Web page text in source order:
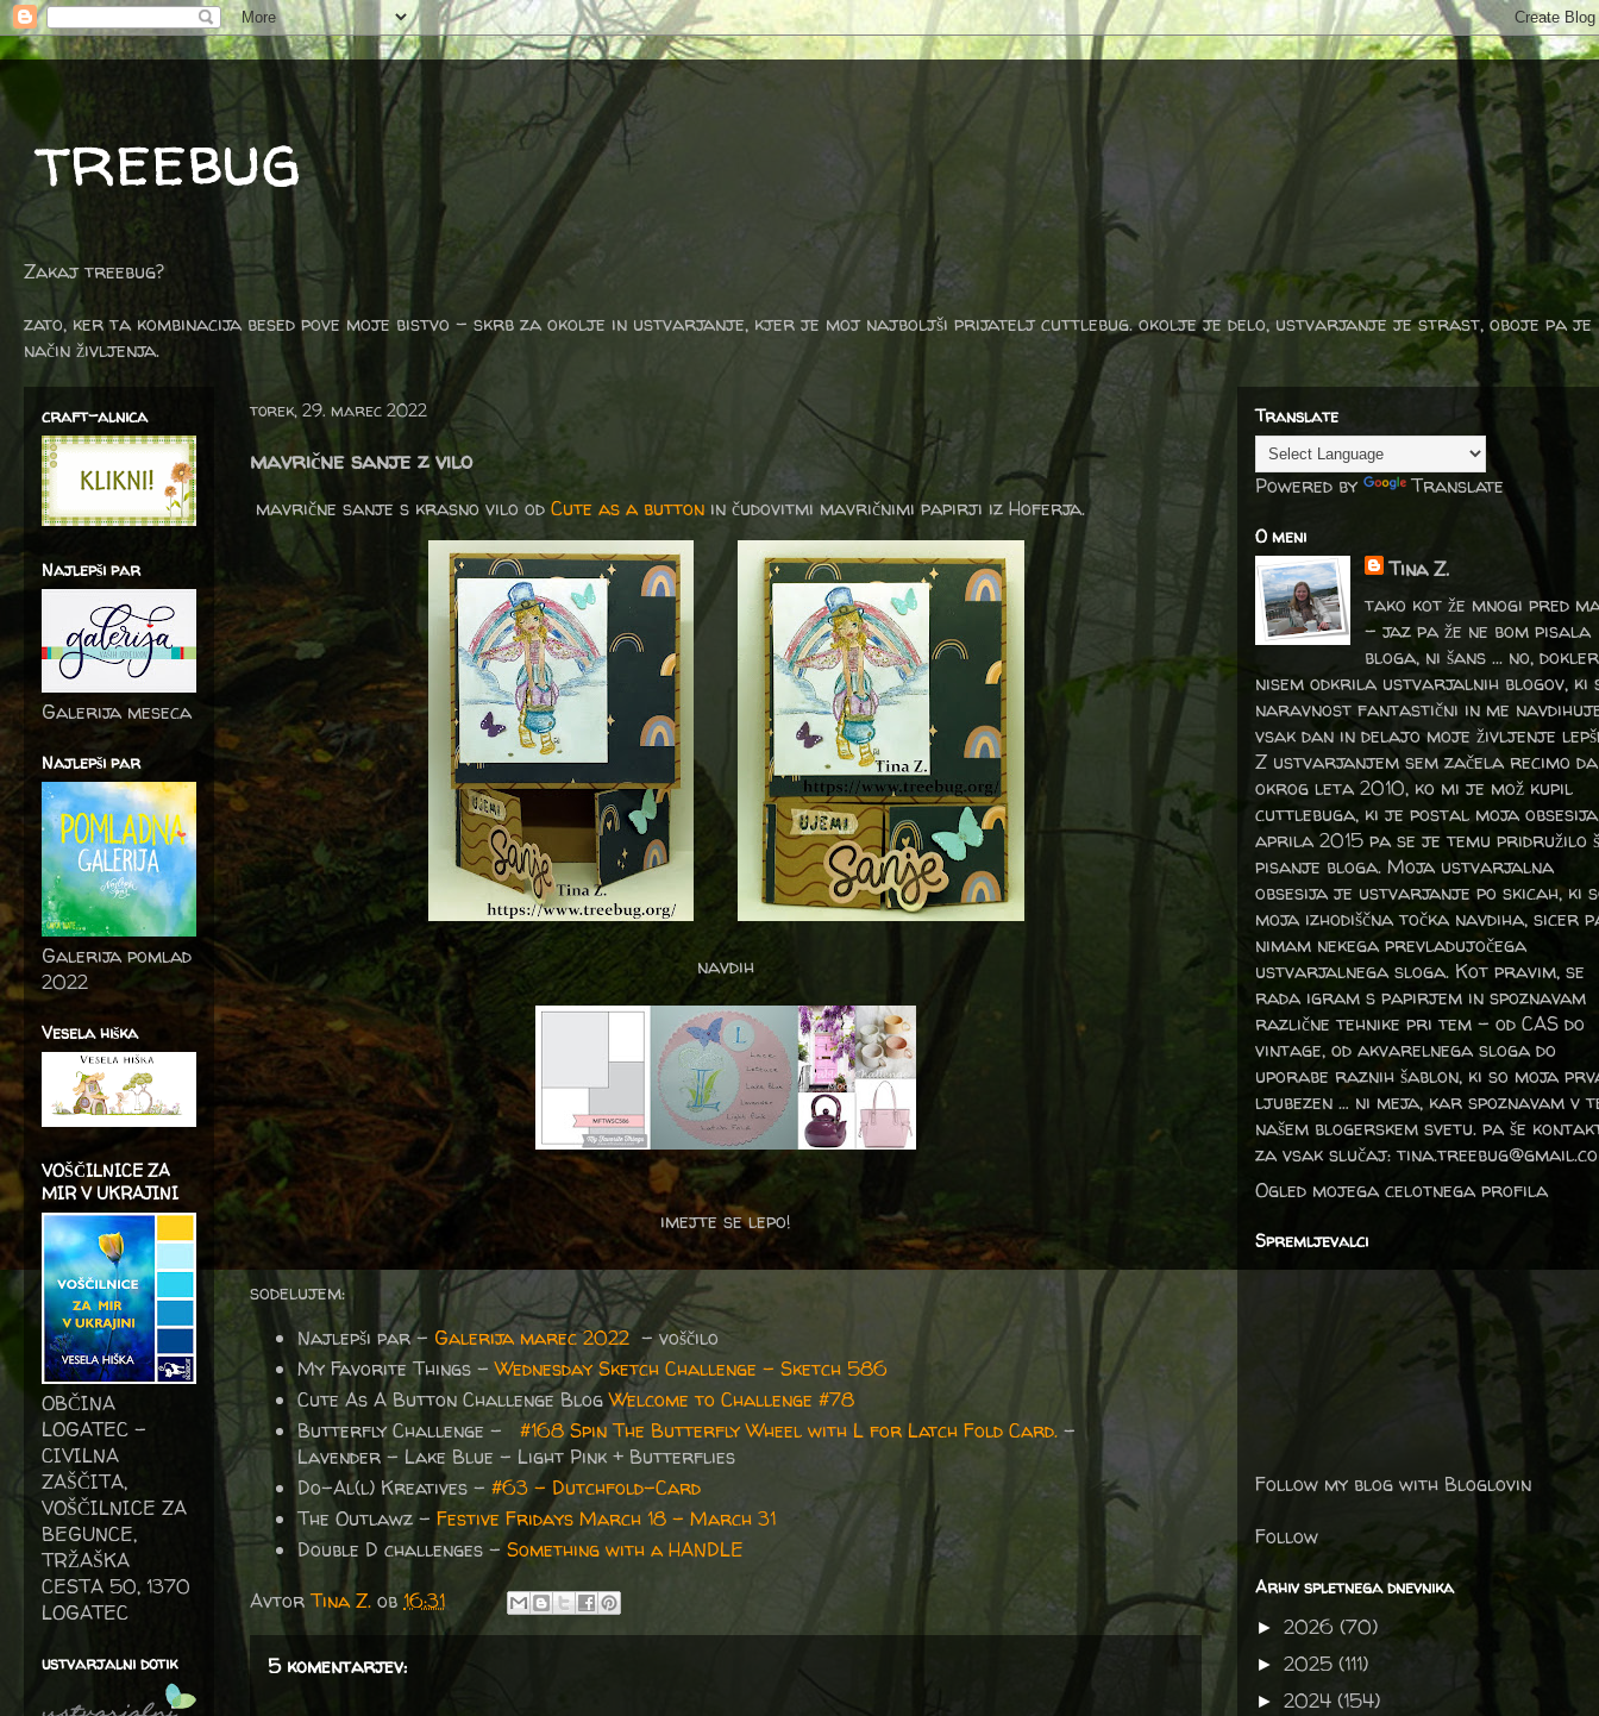
treebug
Zakaj treebug?
zato, ker ta kombinacija besed pove moje bistvo - skrb za okolje in ustvarjanje, kjer je moj najboljši prijatelj cuttlebug. okolje je delo, ustvarjanje je strast, oboje pa je
način življenja.
torek, 29. marec 2022
mavrične sanje z vilo
mavrične sanje s krasno vilo od Cute as a button in čudovitmi mavričnimi papirji iz Hoferja.
navdih
imejte se lepo!
sodelujem:
Najlepši par - Galerija marec 2022– voščilo
My Favorite Things -Wednesday Sketch Challenge - Sketch 586
Cute As A Button Challenge BlogWelcome to Challenge #78
Butterfly Challenge -
#168 Spin The Butterfly Wheel with L for Latch Fold Card. –
Lavender – Lake Blue - Light Pink + Butterflies
Do-Al(l) Kreatives - #63 - Dutchfold-Card
The Outlawz - Festive Fridays March 18 - March 31
Double D challenges -Something with a HANDLE
AvtorTina Z. ob16:31
5 komentarjev:
craft-alnica
Najlepši par
Galerija meseca
Najlepši par
Galerija pomlad
2022
Vesela hiška
VOŠČILNICE ZA
MIR V UKRAJINI
OBČINA
LOGATEC -
CIVILNA
ZAŠČITA,
VOŠČILNICE ZA
BEGUNCE,
TRŽAŠKA
CESTA 50, 1370
LOGATEC
ustvarjalni dotik
Translate
Powered by Translate
O meni
Tina Z.
tako kot že mnogi pred
- jaz pa že ne bom pisala
bloga, ni šans ... no, dokler
nisem odkrila ustvarjalnih blogov, ki
naravnost fantastični in me
vsak dan in delajo moje življenje
Z ustvarjanjem sem začela recimo da
okrog leta 2010, ko mi je mož kupil
cuttlebuga, ki je postal moja
aprila 2015 pa se je temu pridružilo
pisanje bloga. Moja ustvarjalna
obsesija je ustvarjanje po skicah, ki
moja izhodiščna točka navdiha, sicer
nimam nekega prevladujočega
ustvarjalnega sloga. Kot pravim, se
rada igram s papirjem in spoznavam
različne tehnike pri tem – od CAS do
vintage, od akvarelnega sloga do
uporabe raznih šablon, ki so moja
ljubezen … ni meja, kar spoznavam v
našem blogerskem svetu. pa še
za vsak slučaj:
Ogled mojega celotnega profila
Spremljevalci
Follow my blog with Bloglovin
Follow
Arhiv spletnega dnevnika
► 2026 (70)
► 2025 (111)
► 2024 (154)